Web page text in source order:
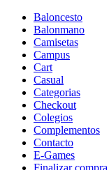
Baloncesto
Balonmano
Camisetas
Campus
Cart
Casual
Categorias
Checkout
Colegios
Complementos
Contacto
E-Games
Finalizar compra